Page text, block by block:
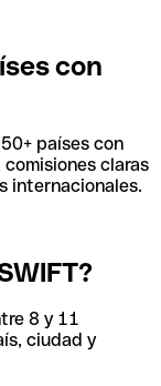
con
países con
claras
internacionales.
8 y 11
ciudad y